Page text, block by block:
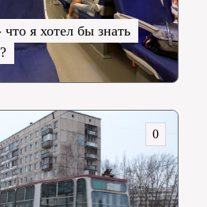
я хотел бы знать
0